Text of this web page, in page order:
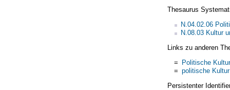
Thesaurus
N.04.02.06
N.08.03 Kultur
Links zu anderen
= Politische Kultur
= politische Kultur
Persistenter